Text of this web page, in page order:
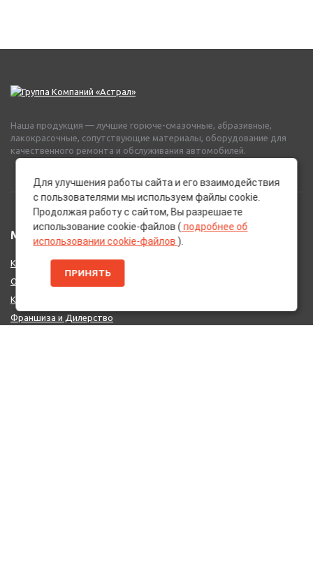
Наша продукция — лучшие горюче-смазочные, абразивные,
лакокрасочные, сопутствующие материалы, оборудование для
качественного ремонта и обслуживания автомобилей.
МЕНЮ
Каталог Брендов
О нас
Контакты
Франшиза и Дилерство
Для улучшения работы сайта и его взаимодействия
с пользователями мы используем файлы cookie.
Продолжая работу с сайтом, Вы разрешаете
использование cookie-файлов ( подробнее об
использовании cookie-файлов ).
ПРИНЯТЬ